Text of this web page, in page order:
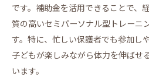
です。補助金を活用できることで、
質の高いセミパーソナル型トレーニ
す。特に、忙しい保護者でも参加し
子どもが楽しみながら体力を伸ばせ
います。